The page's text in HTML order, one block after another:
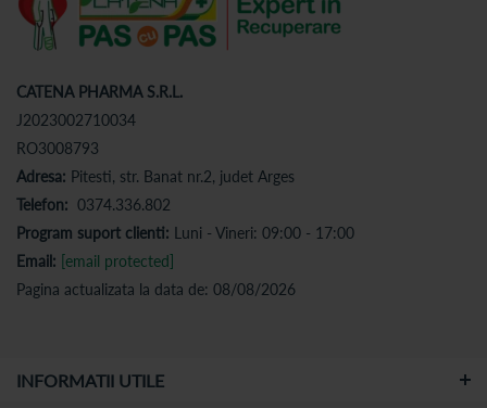
CATENA PHARMA S.R.L.
J2023002710034
RO3008793
Adresa: Pitesti, str. Banat nr.2, judet Arges
Telefon: 0374.336.802
Program suport clienti: Luni - Vineri: 09:00 - 17:00
Email: [email protected]
Pagina actualizata la data de: 08/08/2026
INFORMATII UTILE